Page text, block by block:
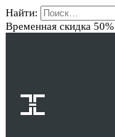
Найти:
Временная скидка 50%